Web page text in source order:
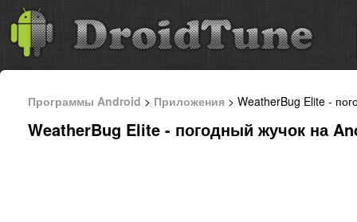
Программы Android > Приложения > WeatherBug Elite -
WeatherBug Elite - погодный жучок на